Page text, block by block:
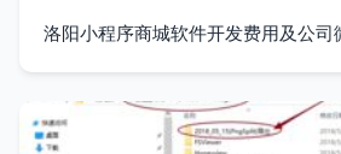
洛阳小程序商城软件开发费用及公